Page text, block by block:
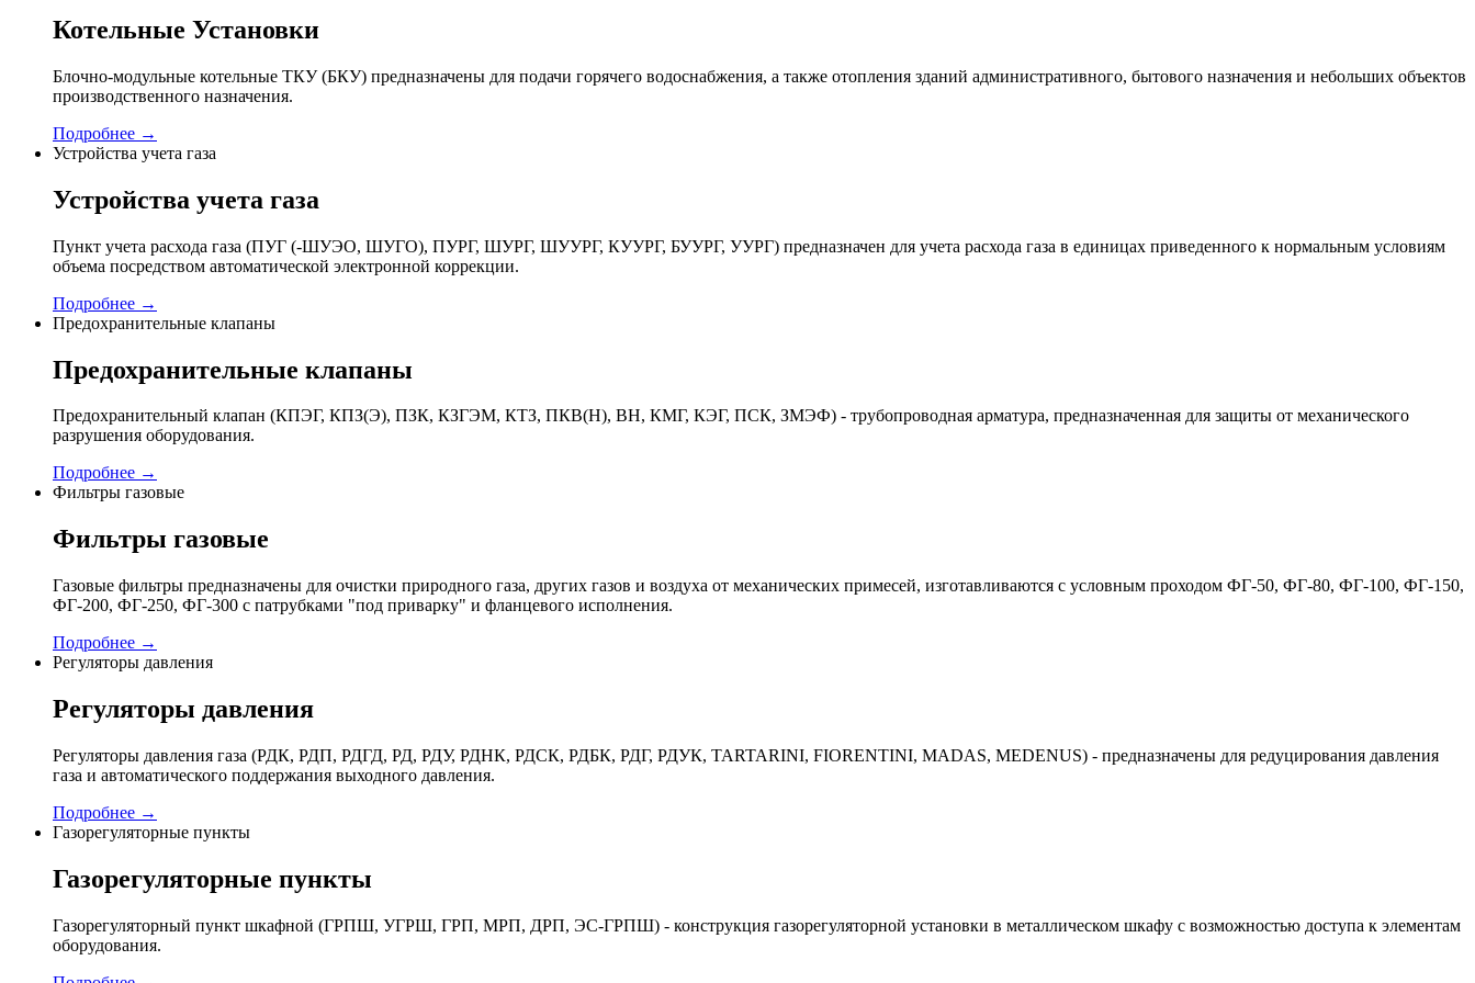
Котельные Установки
Блочно-модульные котельные ТКУ (БКУ) предназначены для подачи горячего водоснабжения, а также отопления зданий административного, бытового назначения и небольших объектов
производственного назначения.
Подробнее →
Устройства учета газа
Устройства учета газа
Пункт учета расхода газа (ПУГ (-ШУЭО, ШУГО), ПУРГ, ШУРГ, ШУУРГ, КУУРГ, БУУРГ, УУРГ) предназначен для учета расхода газа в единицах приведенного к нормальным условиям
объема посредством автоматической электронной коррекции.
Подробнее →
Предохранительные клапаны
Предохранительные клапаны
Предохранительный клапан (КПЭГ, КПЗ(Э), ПЗК, КЗГЭМ, КТЗ, ПКВ(Н), ВН, КМГ, КЭГ, ПСК, ЗМЭФ) - трубопроводная арматура, предназначенная для защиты от механического
разрушения оборудования.
Подробнее →
Фильтры газовые
Фильтры газовые
Газовые фильтры предназначены для очистки природного газа, других газов и воздуха от механических примесей, изготавливаются с условным проходом ФГ-50, ФГ-80, ФГ-100, ФГ-150,
ФГ-200, ФГ-250, ФГ-300 с патрубками "под приварку" и фланцевого исполнения.
Подробнее →
Регуляторы давления
Регуляторы давления
Регуляторы давления газа (РДК, РДП, РДГД, РД, РДУ, РДНК, РДСК, РДБК, РДГ, РДУК, TARTARINI, FIORENTINI, MADAS, MEDENUS) - предназначены для редуцирования давления
газа и автоматического поддержания выходного давления.
Подробнее →
Газорегуляторные пункты
Газорегуляторные пункты
Газорегуляторный пункт шкафной (ГРПШ, УГРШ, ГРП, МРП, ДРП, ЭС-ГРПШ) - конструкция газорегуляторной установки в металлическом шкафу с возможностью доступа к элементам
оборудования.